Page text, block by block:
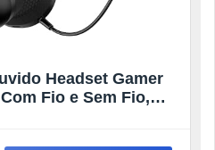
Headset Gamer
Fio e Sem Fio,